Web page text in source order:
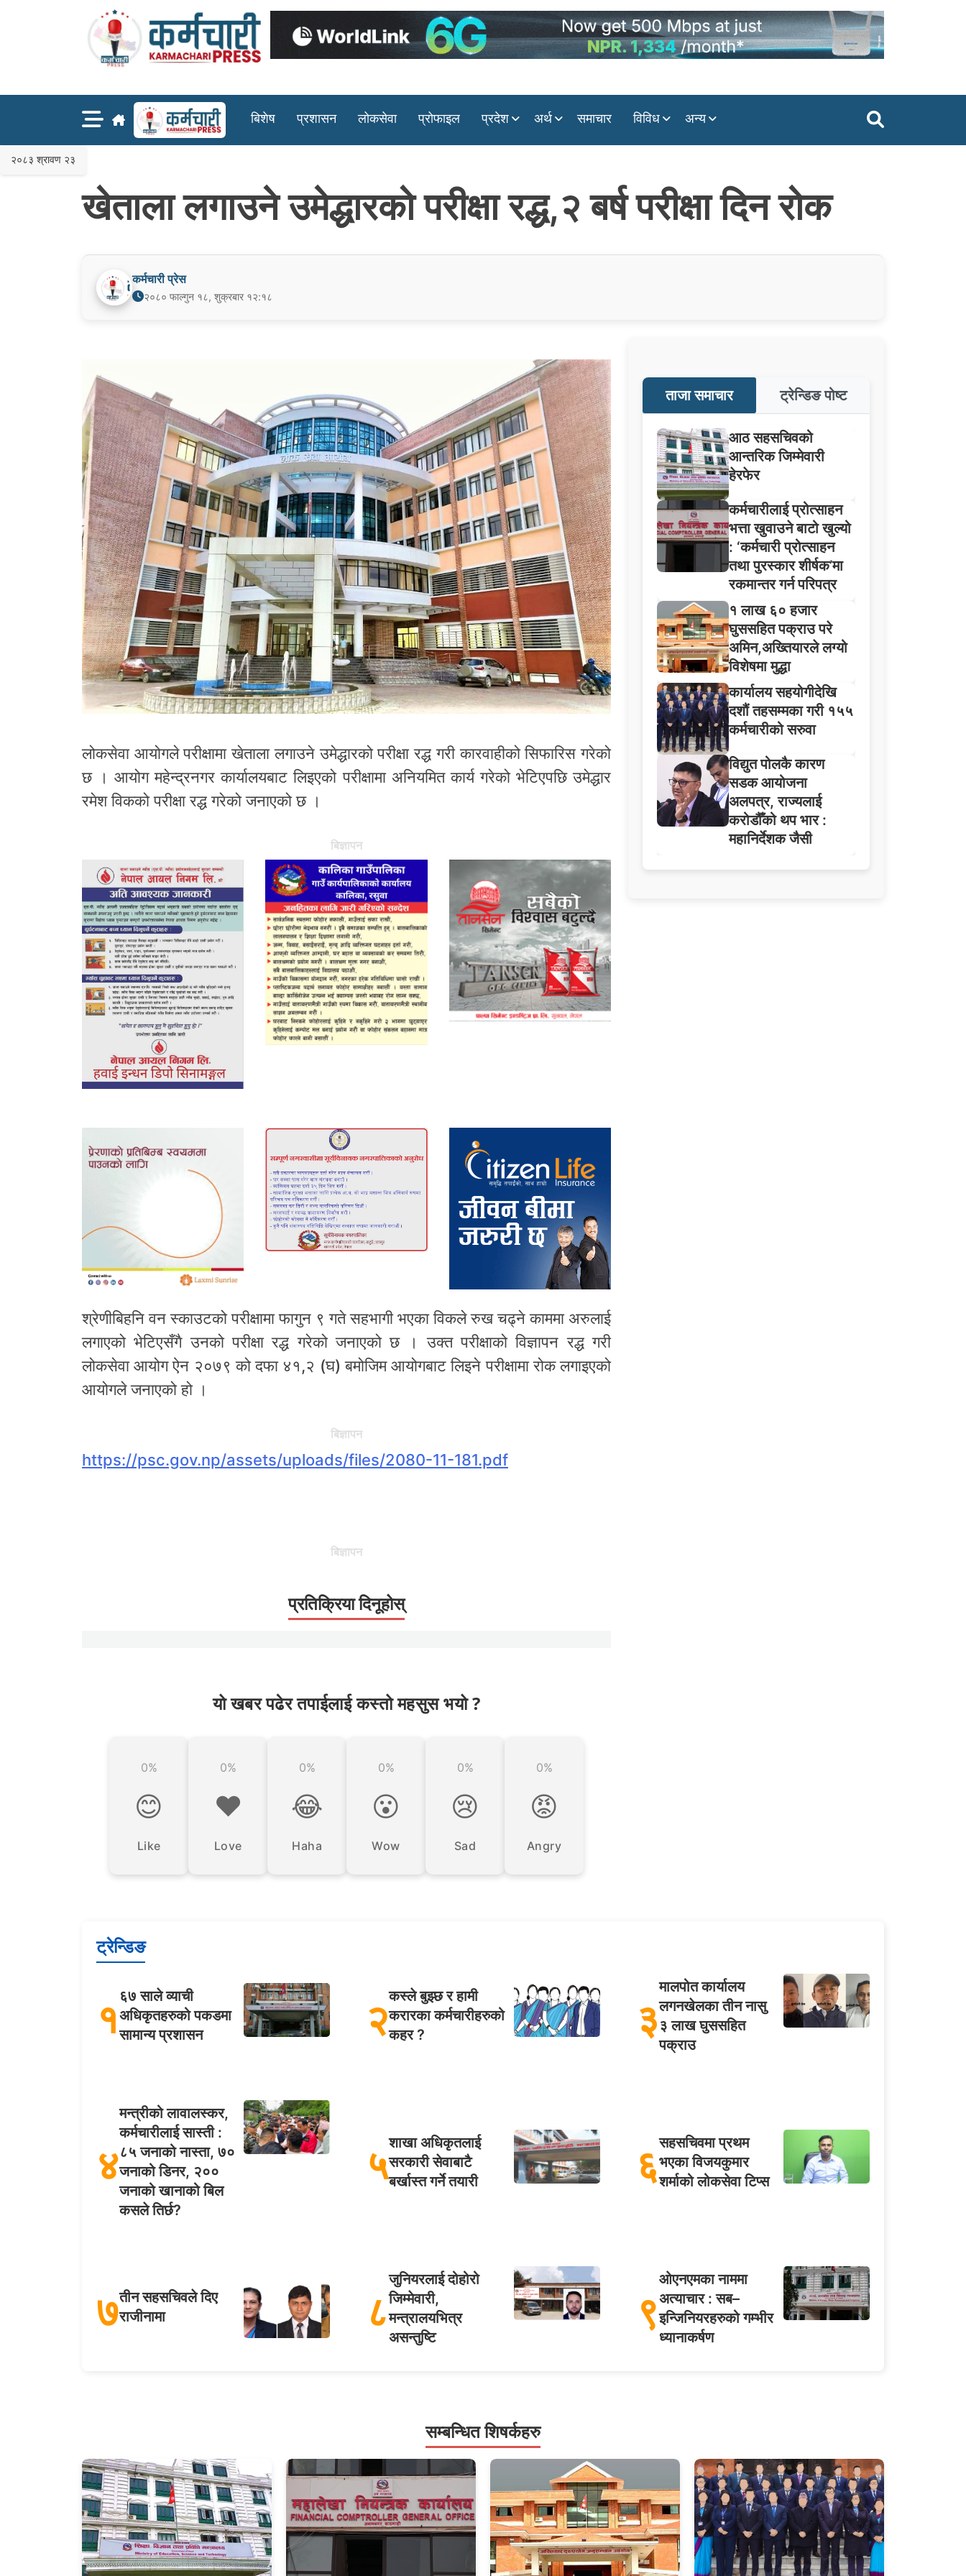
बिशेष प्रशासन लोकसेवा प्रोफाइल प्रदेश अर्थ समाचार विविध अन्य
२०८३ श्रावण २३
खेताला लगाउने उमेद्धारको परीक्षा रद्ध,२ बर्ष परीक्षा दिन रोक
कर्मचारी प्रेस
२०८० फाल्गुन १८, शुक्रबार १२:१८
लोकसेवा आयोगले परीक्षामा खेताला लगाउने उमेद्धारको परीक्षा रद्ध गरी कारवाहीको सिफारिस गरेको
छ । आयोग महेन्द्रनगर कार्यालयबाट लिइएको परीक्षामा अनियमित कार्य गरेको भेटिएपछि उमेद्धार
रमेश विकको परीक्षा रद्ध गरेको जनाएको छ ।
बिज्ञापन
श्रेणीबिहनि वन स्काउटको परीक्षामा फागुन ९ गते सहभागी भएका विकले रुख चढ्ने काममा अरुलाई
लगाएको भेटिएसँगै उनको परीक्षा रद्ध गरेको जनाएको छ । उक्त परीक्षाको विज्ञापन रद्ध गरी
लोकसेवा आयोग ऐन २०७९ को दफा ४१,२ (घ) बमोजिम आयोगबाट लिइने परीक्षामा रोक लगाइएको
आयोगले जनाएको हो ।
बिज्ञापन
https://psc.gov.np/assets/uploads/files/2080-11-181.pdf
बिज्ञापन
प्रतिक्रिया दिनूहोस्
यो खबर पढेर तपाईलाई कस्तो महसुस भयो ?
0%
😊
Like
0%
❤️
Love
0%
😂
Haha
0%
😮
Wow
0%
😢
Sad
0%
😡
Angry
ताजा समाचार ट्रेन्डिङ पोष्ट
आठ सहसचिवको
आन्तरिक जिम्मेवारी
हेरफेर
कर्मचारीलाई प्रोत्साहन
भत्ता खुवाउने बाटो खुल्यो
: ‘कर्मचारी प्रोत्साहन
तथा पुरस्कार शीर्षक’मा
रकमान्तर गर्न परिपत्र
१ लाख ६० हजार
घुससहित पक्राउ परे
अमिन,अख्तियारले लग्यो
विशेषमा मुद्धा
कार्यालय सहयोगीदेखि
दशौं तहसम्मका गरी १५५
कर्मचारीको सरुवा
विद्युत पोलकै कारण
सडक आयोजना
अलपत्र, राज्यलाई
करोडौँको थप भार :
महानिर्देशक जैसी
ट्रेन्डिङ
१६७ साले व्याची
अधिकृतहरुको पकडमा
सामान्य प्रशासन
२कस्ले बुझ्छ र हामी
करारका कर्मचारीहरुको
कहर ?
३
मालपोत कार्यालय
लगनखेलका तीन नासु
३ लाख घुससहित
पक्राउ
४
मन्त्रीको लावालस्कर,
कर्मचारीलाई सास्ती :
८५ जनाको नास्ता, ७०
जनाको डिनर, २००
जनाको खानाको बिल
कसले तिर्छ?
५शाखा अधिकृतलाई
सरकारी सेवाबाटै
बर्खास्त गर्ने तयारी
६सहसचिवमा प्रथम
भएका विजयकुमार
शर्माको लोकसेवा टिप्स
७तीन सहसचिवले दिए
राजीनामा
८
जुनियरलाई दोहोरो
जिम्मेवारी,
मन्त्रालयभित्र
असन्तुष्टि
९
ओएनएमका नाममा
अत्याचार : सब–
इन्जिनियरहरुको गम्भीर
ध्यानाकर्षण
सम्बन्धित शिषर्कहरु